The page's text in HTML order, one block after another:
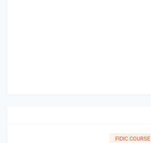
FIDIC COURSE